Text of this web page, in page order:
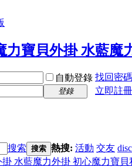
自動登錄 找回密碼
登錄
立即註冊
搜索 搜索 熱搜: 活動 交友
水藍魔力外掛 初心魔力寶貝